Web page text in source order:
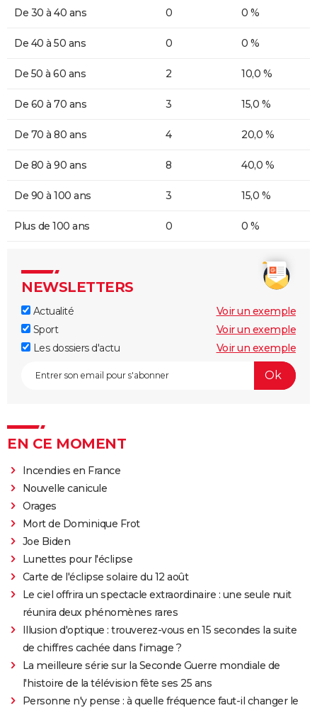
De 30 à 40 ans 0 0 %
De 40 à 50 ans 0 0 %
De 50 à 60 ans 2 10,0 %
De 60 à 70 ans 3 15,0 %
De 70 à 80 ans 4 20,0 %
De 80 à 90 ans 8 40,0 %
De 90 à 100 ans 3 15,0 %
Plus de 100 ans 0 0 %
NEWSLETTERS
Actualité
Voir un exemple
Sport
Voir un exemple
Les dossiers d'actu
Voir un exemple
EN CE MOMENT
Incendies en France
Nouvelle canicule
Orages
Mort de Dominique Frot
Joe Biden
Lunettes pour l'éclipse
Carte de l'éclipse solaire du 12 août
Le ciel offrira un spectacle extraordinaire : une seule nuit
réunira deux phénomènes rares
Illusion d'optique : trouverez-vous en 15 secondes la suite
de chiffres cachée dans l'image ?
La meilleure série sur la Seconde Guerre mondiale de
l'histoire de la télévision fête ses 25 ans
Personne n'y pense : à quelle fréquence faut-il changer le